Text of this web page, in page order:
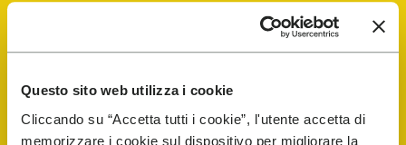
Questo sito web utilizza i cookie
Cliccando su “Accetta tutti i cookie”, l'utente accetta di
memorizzare i cookie sul dispositivo per migliorare la
E-SHOP
Trouver un cordonnier